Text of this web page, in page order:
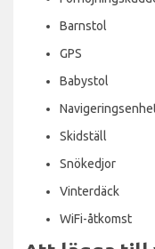
Barnstol
GPS
Babystol
Skidställ
Snökedjor
Vinterdäck
WiFi-åtkomst